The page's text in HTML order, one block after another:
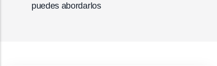
puedes abordarlos